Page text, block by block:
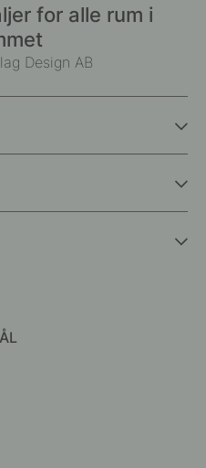
for alle rum i
Design AB